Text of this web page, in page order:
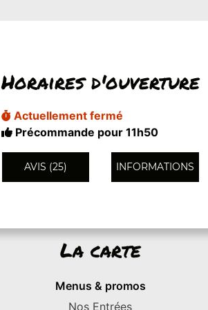
Horaires d'ouverture
Actuellement fermé
Précommande pour 11h50
AVIS (25) INFORMATIONS
La carte
Menus & promos
Nos Entrées